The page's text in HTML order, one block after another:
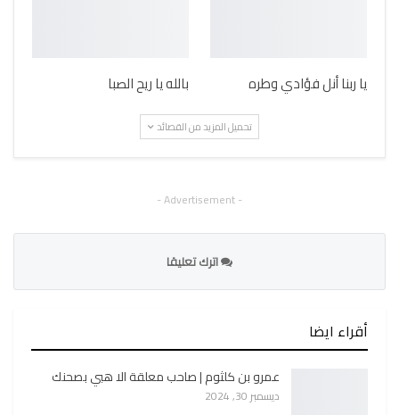
يا ربنا أنل فؤادي وطره بالله يا ريح الصبا
تحميل المزيد من القصائد
- Advertisement -
اترك تعليقا
أقراء ايضا
عمرو بن كلثوم | صاحب معلقة الا هبي بصحنك
ديسمبر 30, 2024